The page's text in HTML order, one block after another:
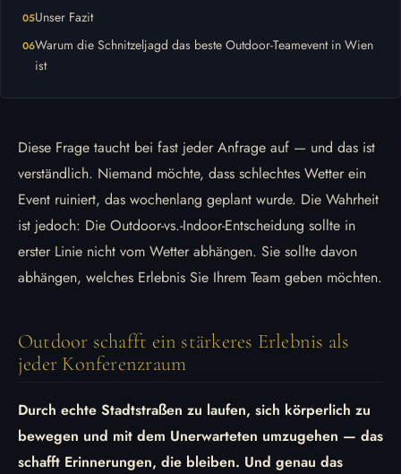
Unser Fazit
Warum die Schnitzeljagd das beste Outdoor-Teamevent in Wien
ist
Diese Frage taucht bei fast jeder Anfrage auf — und das ist
verständlich. Niemand möchte, dass schlechtes Wetter ein
Event ruiniert, das wochenlang geplant wurde. Die Wahrheit
ist jedoch: Die Outdoor-vs.-Indoor-Entscheidung sollte in
erster Linie nicht vom Wetter abhängen. Sie sollte davon
abhängen, welches Erlebnis Sie Ihrem Team geben möchten.
Outdoor schafft ein stärkeres Erlebnis als
jeder Konferenzraum
Durch echte Stadtstraßen zu laufen, sich körperlich zu
bewegen und mit dem Unerwarteten umzugehen — das
schafft Erinnerungen, die bleiben. Und genau das